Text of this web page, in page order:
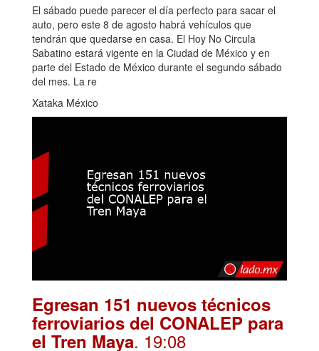
El sábado puede parecer el día perfecto para sacar el
auto, pero este 8 de agosto habrá vehículos que
tendrán que quedarse en casa. El Hoy No Circula
Sabatino estará vigente en la Ciudad de México y en
parte del Estado de México durante el segundo sábado
del mes. La re
Xataka México
Egresan 151 nuevos técnicos
ferroviarios del CONALEP para
el Tren Maya. 19:08